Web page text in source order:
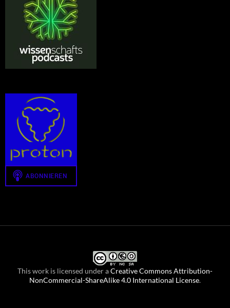
This work is licensed under aCreative Commons Attribution-
NonCommercial-ShareAlike 4.0 International License.